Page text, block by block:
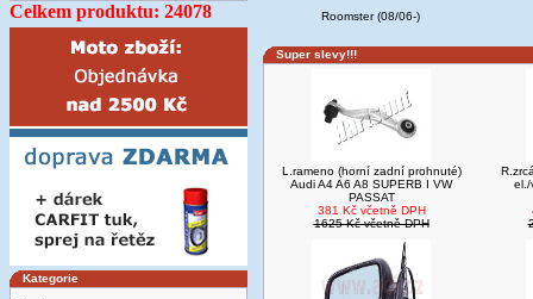
Celkem produktu: 24078
Kategorie
Roomster (08/06-)
Super slevy!!!
L.rameno (horní zadní prohnuté)
Audi A4 A6 A8 SUPERB I VW
PASSAT
381 Kč včetně DPH
1625 Kč včetně DPH
el./